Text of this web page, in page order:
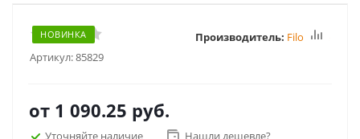
НОВИНКА
Артикул:85829
Производитель: FiloMuro
от 1 090.25 руб.
Уточняйте наличие
Нашли дешевле?